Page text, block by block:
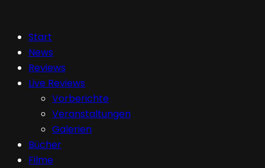
Start
News
Reviews
Live Reviews
Vorberichte
Veranstaltungen
Galerien
Bücher
Filme